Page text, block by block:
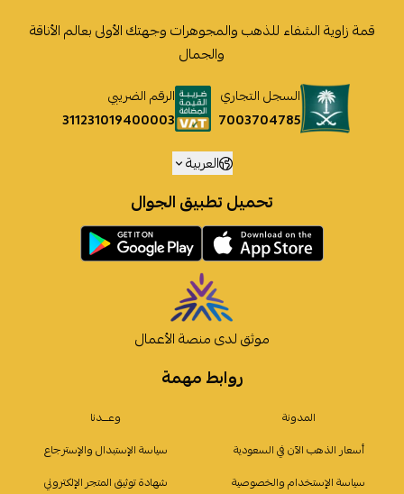
روابط مهمة
المدونة
وعـــدنا
أسعار الذهب الآن في السعودية
سياسة الإستبدال والإسترجاع
سياسة الإستخدام والخصوصية
شهادة توثيق المتجر الإلكتروني
قمة زاوية الشفاء للذهب والمجوهرات وجهتك الأولى بعالم الأناقة
والجمال
السجل التجاري
7003704785
الرقم الضريبي
311231019400003
العربية
تحميل تطبيق الجوال
موثق لدى منصة الأعمال